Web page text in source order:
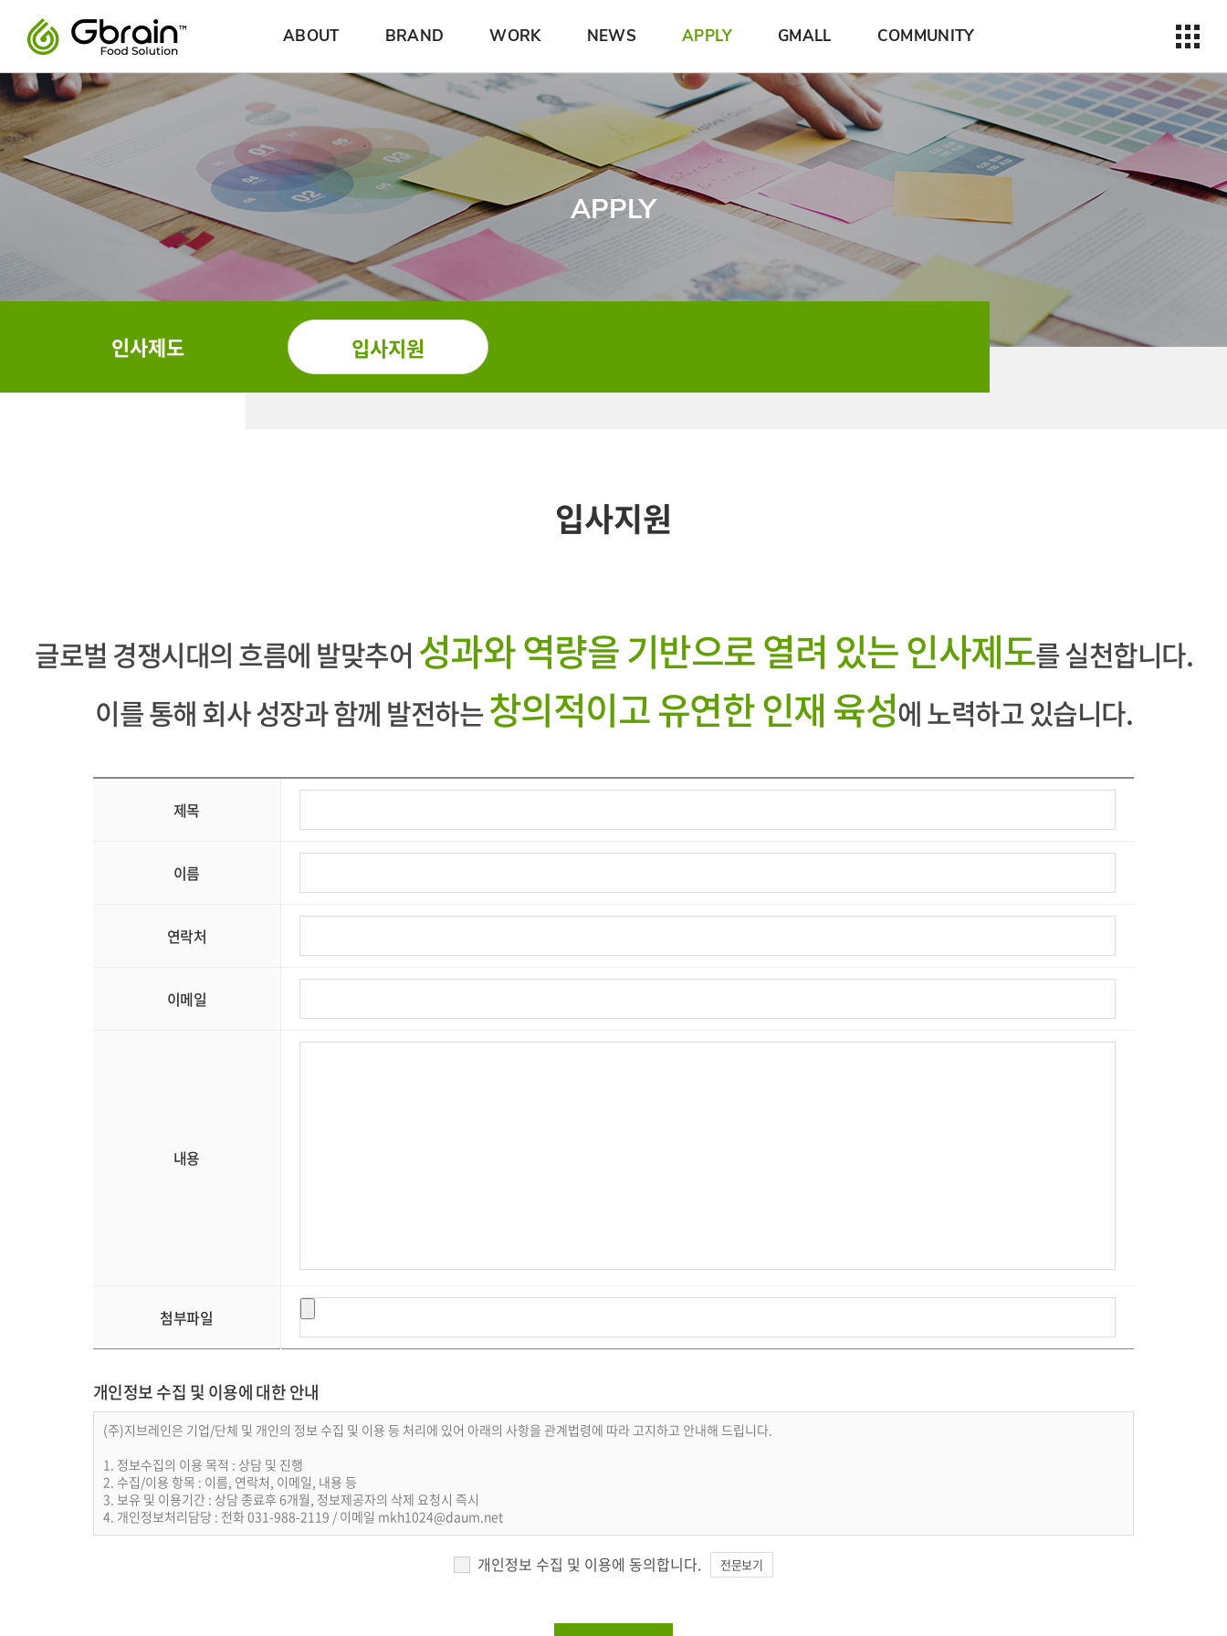
ABOUT BRAND WORK NEWS APPLY GMALL COMMUNITY
APPLY
인사제도 입사지원
입사지원
글로벌 경쟁시대의 흐름에 발맞추어 성과와 역량을 기반으로 열려 있는 인사제도를 실천합니다.
이를 통해 회사 성장과 함께 발전하는창의적이고 유연한 인재 육성에 노력하고 있습니다.
제목
이름
연락처
이메일
내용
첨부파일
개인정보 수집 및 이용에 대한 안내
(주)지브레인은 기업/단체 및 개인의 정보 수집 및 이용 등 처리에 있어 아래의 사항을 관계법령에 따라 고지하고 안내해 드립니다.
1. 정보수집의 이용 목적 : 상담 및 진행
2. 수집/이용 항목 : 이름, 연락처, 이메일, 내용 등
3. 보유 및 이용기간 : 상담 종료후 6개월, 정보제공자의 삭제 요청시 즉시
4. 개인정보처리담당 : 전화 031-988-2119 / 이메일 mkh1024@daum.net
개인정보 수집 및 이용에 동의합니다. 전문보기